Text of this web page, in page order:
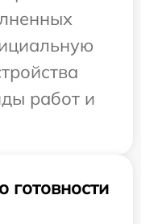
работ и